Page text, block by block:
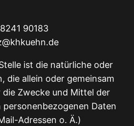
90183
ist die natürliche oder
die allein oder gemeinsam
die Zwecke und Mittel der
Daten
Adressen o. Ä.)